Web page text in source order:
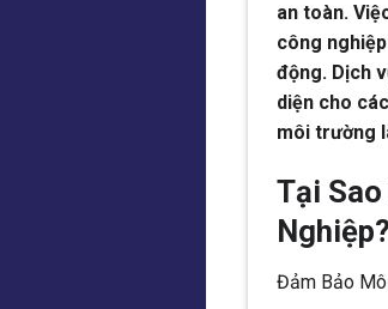
an toàn.
công
động. Dịch
diện cho
môi trường
Tại
Nghiệp?
Đảm Bảo